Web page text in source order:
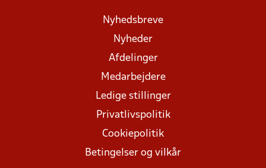
Nyhedsbreve
Nyheder
Afdelinger
Medarbejdere
Ledige stillinger
Privatlivspolitik
Cookiepolitik
Betingelser og vilkår